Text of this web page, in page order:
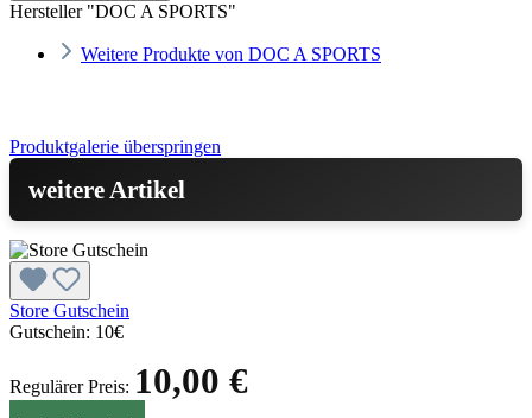
Hersteller "DOC A SPORTS"
Weitere Produkte von DOC A SPORTS
Produktgalerie überspringen
weitere Artikel
Store Gutschein
Gutschein: 10€
Regulärer Preis: 10,00 €